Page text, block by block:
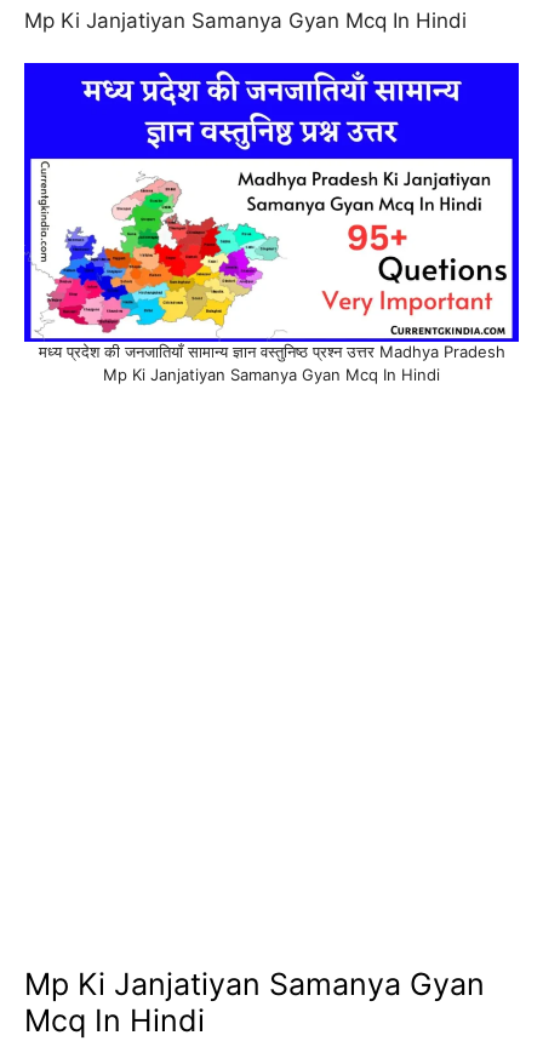
Mp Ki Janjatiyan Samanya Gyan Mcq In Hindi
मध्य प्रदेश की जनजातियाँ सामान्य ज्ञान वस्तुनिष्ठ प्रश्न उत्तर Madhya Pradesh
Mp Ki Janjatiyan Samanya Gyan Mcq In Hindi
Mp Ki Janjatiyan Samanya Gyan
Mcq In Hindi